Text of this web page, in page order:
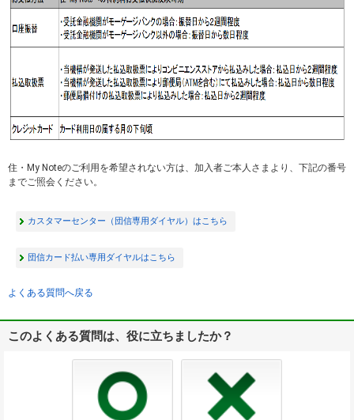
住・My Noteのご利用を希望されない方は、加入者ご本人さまより、下記の番号
までご照会ください。
カスタマーセンター（団信専用ダイヤル）はこちら
団信カード払い専用ダイヤルはこちら
よくある質問へ戻る
このよくある質問は、役に立ちましたか？